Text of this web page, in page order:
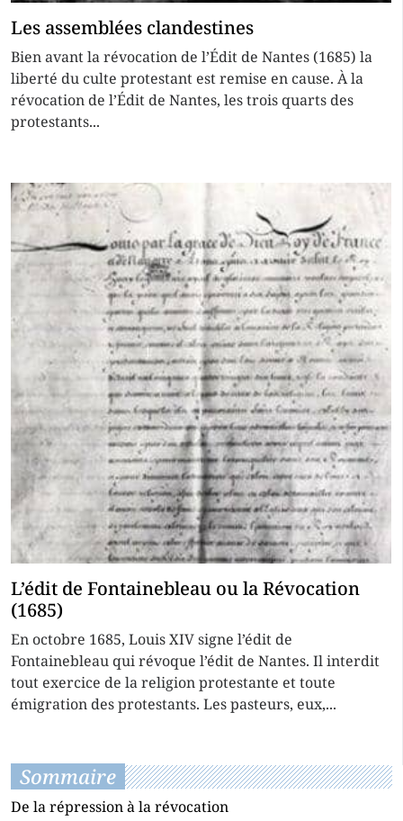
Les assemblées clandestines
Bien avant la révocation de l’Édit de Nantes (1685) la
liberté du culte protestant est remise en cause. À la
révocation de l’Édit de Nantes, les trois quarts des
protestants...
L’édit de Fontainebleau ou la Révocation
(1685)
En octobre 1685, Louis XIV signe l’édit de
Fontainebleau qui révoque l’édit de Nantes. Il interdit
tout exercice de la religion protestante et toute
émigration des protestants. Les pasteurs, eux,...
Sommaire
De la répression à la révocation